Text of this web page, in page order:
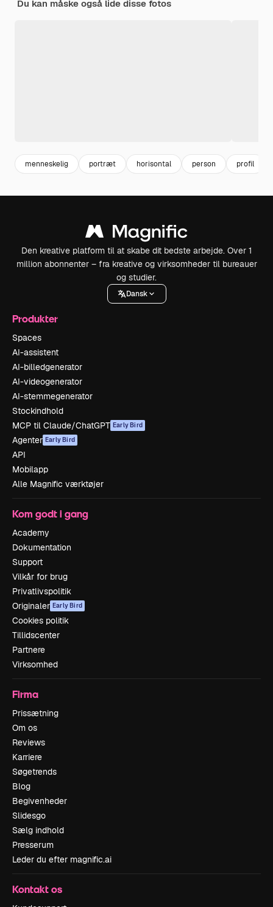
Du kan måske også lide disse fotos
menneskelig portræt horisontal person profil
Den kreative platform til at skabe dit bedste arbejde. Over 1
million abonnenter – fra kreative og virksomheder til bureauer
og studier.
Dansk
Produkter
Spaces
AI-assistent
AI-billedgenerator
AI-videogenerator
AI-stemmegenerator
Stockindhold
MCP til Claude/ChatGPT Early Bird
Agenter Early Bird
API
Mobilapp
Alle Magnific værktøjer
Kom godt i gang
Academy
Dokumentation
Support
Vilkår for brug
Privatlivspolitik
Originaler Early Bird
Cookies politik
Tillidscenter
Partnere
Virksomhed
Firma
Prissætning
Om os
Reviews
Karriere
Søgetrends
Blog
Begivenheder
Slidesgo
Sælg indhold
Presserum
Leder du efter magnific.ai
Kontakt os